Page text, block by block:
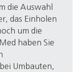
die Auswahl
das Einholen
um die
haben Sie
Umbauten,